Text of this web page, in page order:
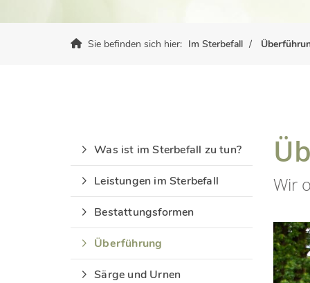
Sie befinden sich hier: Im Sterbefall
Wir
Was ist im Sterbefall zu tun?
Leistungen im Sterbefall
Bestattungsformen
Überführung
Särge und Urnen